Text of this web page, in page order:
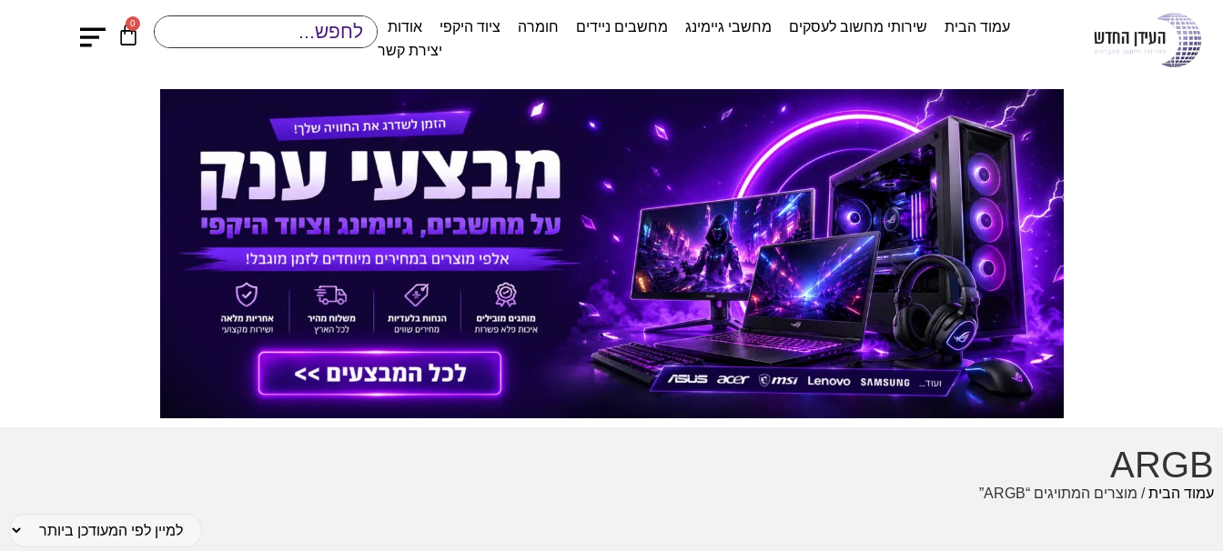
עמוד הבית שירותי מחשוב לעסקים מחשבי גיימינג מחשבים ניידים חומרה ציוד היקפי
אודות
יצירת קשר
0
ARGB
עמוד הבית/ מוצרים המתויגים “ARGB”